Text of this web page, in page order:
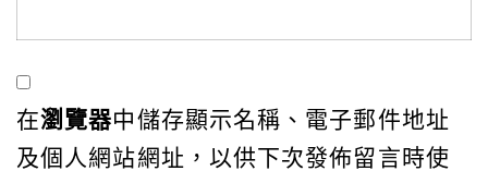
在瀏覽器中儲存顯示名稱、電子郵件地址
及個人網站網址，以供下次發佈留言時使